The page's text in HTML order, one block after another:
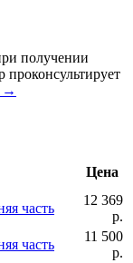
получении
проконсультирует
→
Цена
часть
12 369
р.
часть
11 500
р.